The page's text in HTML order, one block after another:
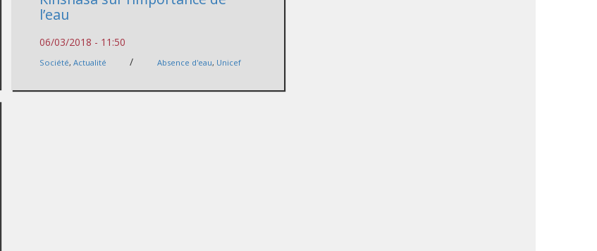
l’eau
06/03/2018 - 11:50
Société,Actualité / Absence d'eau, Unicef